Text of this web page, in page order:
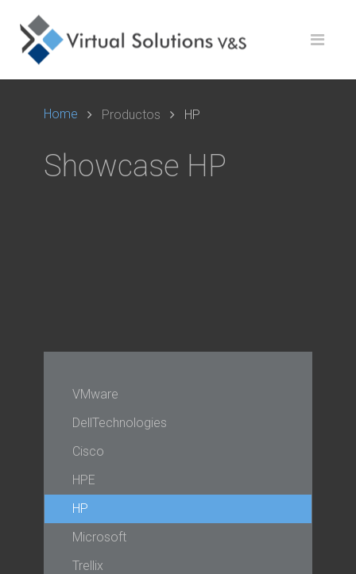
Home Productos HP
Showcase HP
VMware
DellTechnologies
Cisco
HPE
HP
Microsoft
Trellix